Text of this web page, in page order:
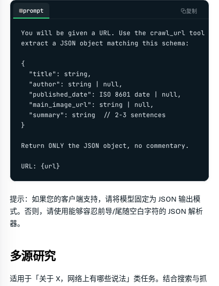
prompt 复制
You will be given a URL. Use the crawl_url tool
extract a JSON object matching this schema:
{
  "title": string,
  "author": string | null,
  "published_date": ISO 8601 date | null,
  "main_image_url": string | null,
  "summary": string  // 2-3 sentences
}
Return ONLY the JSON object, no commentary.
URL: {url}
提示：如果您的客户端支持，请将模型固定为 JSON 输出模
式。否则，请使用能够容忍前导/尾随空白字符的 JSON 解析
器。
多源研究
适用于「关于 X，网络上有哪些说法」类任务。结合搜索与抓